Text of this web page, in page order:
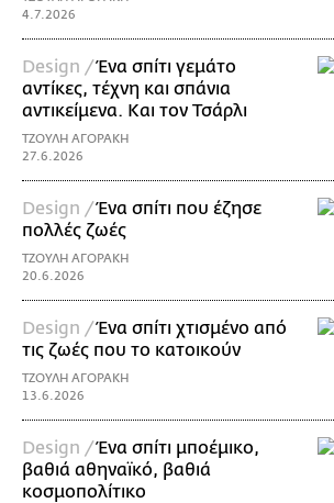
4.7.2026
Design /Ένα σπίτι γεμάτο
αντίκες, τέχνη και σπάνια
αντικείμενα. Και τον Τσάρλι
ΤΖΟΥΛΗ ΑΓΟΡΑΚΗ
27.6.2026
Design /Ένα σπίτι που έζησε
πολλές ζωές
ΤΖΟΥΛΗ ΑΓΟΡΑΚΗ
20.6.2026
Design /Ένα σπίτι χτισμένο από
τις ζωές που το κατοικούν
ΤΖΟΥΛΗ ΑΓΟΡΑΚΗ
13.6.2026
Design /Ένα σπίτι μποέμικο,
βαθιά αθηναϊκό, βαθιά
κοσμοπολίτικο